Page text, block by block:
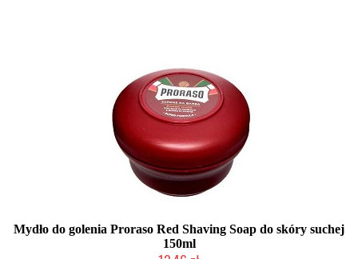
Mydło do golenia Proraso Red Shaving Soap do skóry suchej
150ml